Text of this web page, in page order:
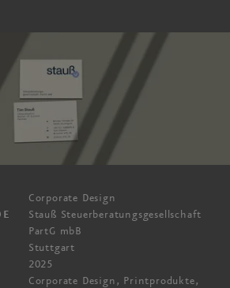
Corporate Design
Stauß Steuerberatungsgesellschaft
PartG mbB
Stuttgart
2025
Corporate Design, Printprodukte,